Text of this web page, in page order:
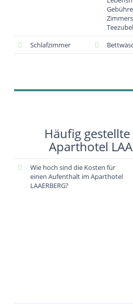
Schlafzimmer
Häufig
Aparthotel
Wie hoch sind die Kosten für
einen Aufenthalt im Aparthotel
LAAERBERG?